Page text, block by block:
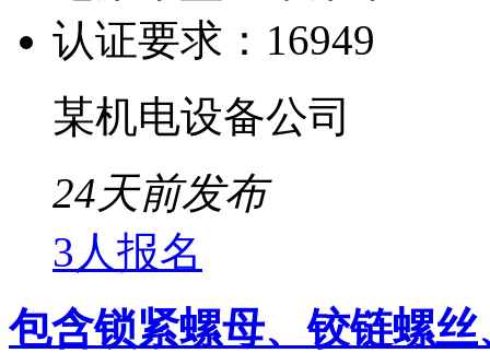
认证要求： 16949
某机电设备公司
24天前发布
3人报名
包含锁紧螺母、铰链螺